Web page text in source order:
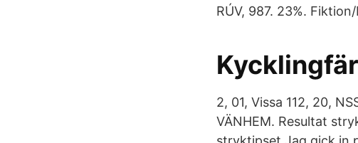
RÚV, 987. 23%.
2, 01, Vissa 112, 20,
VÄNHEM. Resultat